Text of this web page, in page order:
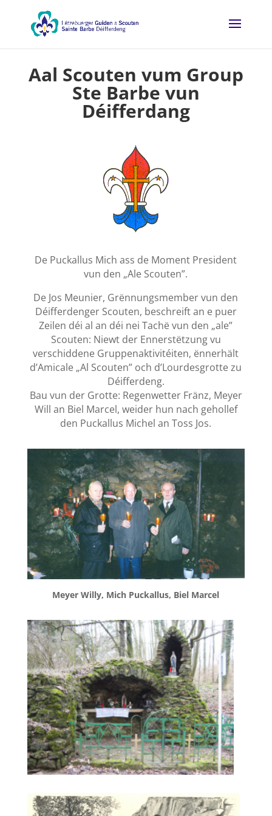
Aal Scouten vum Group
Ste Barbe vun
Déifferdang
De Puckallus Mich ass de Moment President
vun den „Ale Scouten”.
De Jos Meunier, Grënnungsmember vun den
Déifferdenger Scouten, beschreift an e puer
Zeilen déi al an déi nei Tachë vun den „ale”
Scouten: Niewt der Ennerstëtzung vu
verschiddene Gruppenaktivitéiten, ënnerhält
d’Amicale „Al Scouten” och d’Lourdesgrotte zu
Déifferdeng.
Bau vun der Grotte: Regenwetter Fränz, Meyer
Will an Biel Marcel, weider hun nach gehollef
den Puckallus Michel an Toss Jos.
Meyer Willy, Mich Puckallus, Biel Marcel